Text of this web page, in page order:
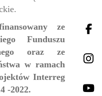
ze
Funduszu
oraz ze
w ramach
Interreg
-2022.